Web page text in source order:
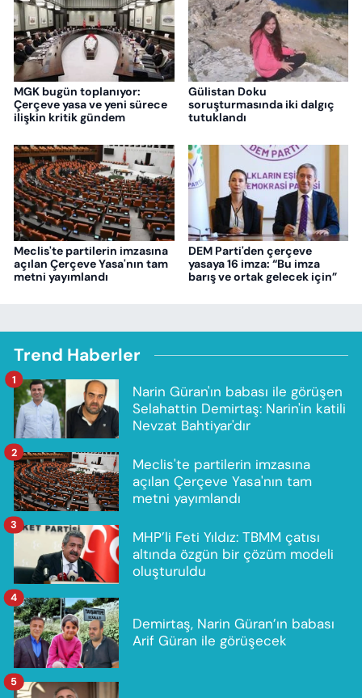
MGK bugün toplanıyor:
Çerçeve yasa ve yeni sürece
ilişkin kritik gündem
Gülistan Doku
soruşturmasında iki dalgıç
tutuklandı
Meclis'te partilerin imzasına
açılan Çerçeve Yasa'nın tam
metni yayımlandı
DEM Parti'den çerçeve
yasaya 16 imza: “Bu imza
barış ve ortak gelecek için”
Trend Haberler
Narin Güran'ın babası ile görüşen
Selahattin Demirtaş: Narin'in katili
Nevzat Bahtiyar'dır
1
Meclis'te partilerin imzasına
açılan Çerçeve Yasa'nın tam
metni yayımlandı
2
MHP’li Feti Yıldız: TBMM çatısı
altında özgün bir çözüm modeli
oluşturuldu
3
Demirtaş, Narin Güran’ın babası
Arif Güran ile görüşecek
4
5